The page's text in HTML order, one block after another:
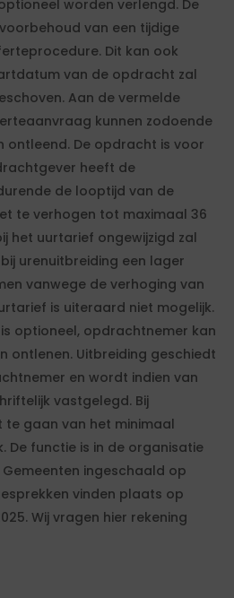
worden verlengd. De
van een tijdige
Dit kan ook
van de opdracht zal
Aan de vermelde
kunnen zodoende
ontleend. De opdracht is voor
heeft de
de looptijd van de
te verhogen tot maximaal 36
het uurtarief ongewijzigd zal
urenuitbreiding een lager
vanwege de verhoging van
is uiteraard niet mogelijk.
optioneel, opdrachtnemer kan
ontlenen. Uitbreiding geschiedt
en wordt indien van
vastgelegd. Bij
te gaan van het minimaal
De functie is in de organisatie
ingeschaald op
vinden plaats op
Wij vragen hier rekening